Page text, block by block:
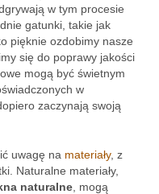
w tym procesie
gatunki, takie jak
pięknie ozdobimy nasze
się do poprawy jakości
mogą być świetnym
w
zaczynają swoją
uwagę na materiały, z
Naturalne materiały,
naturalne , mogą